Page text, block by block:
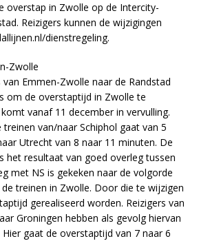
overstap in Zwolle op de Intercity-
Reizigers kunnen de wijzigingen
dienstregeling.
Zwolle
Emmen-Zwolle naar de Randstad
om de overstaptijd in Zwolle te
vanaf 11 december in vervulling.
van/naar Schiphol gaat van 5
Utrecht van 8 naar 11 minuten. De
het resultaat van goed overleg tussen
met NS is gekeken naar de volgorde
treinen in Zwolle. Door die te wijzigen
gerealiseerd worden. Reizigers van
Groningen hebben als gevolg hiervan
gaat de overstaptijd van 7 naar 6